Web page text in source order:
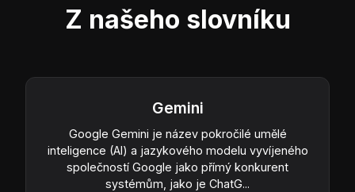
Z našeho slovníku
Gemini
Google Gemini je název pokročilé umělé
inteligence (AI) a jazykového modelu vyvíjeného
společností Google jako přímý konkurent
systémům, jako je ChatG...